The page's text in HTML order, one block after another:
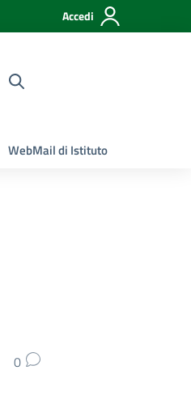
Accedi
WebMail di Istituto
0